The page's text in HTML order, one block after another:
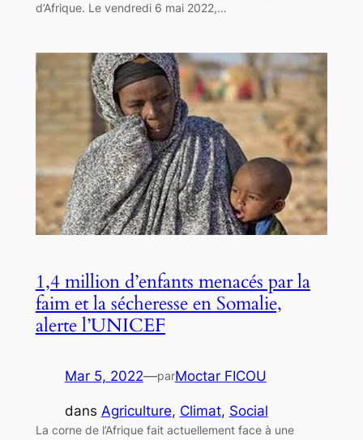
d’Afrique. Le vendredi 6 mai 2022,…
1,4 million d’enfants menacés par la
faim et la sécheresse en Somalie,
alerte l’UNICEF
Mar 5, 2022—parMoctar FICOU
dans Agriculture, Climat, Social
La corne de l’Afrique fait actuellement face à une